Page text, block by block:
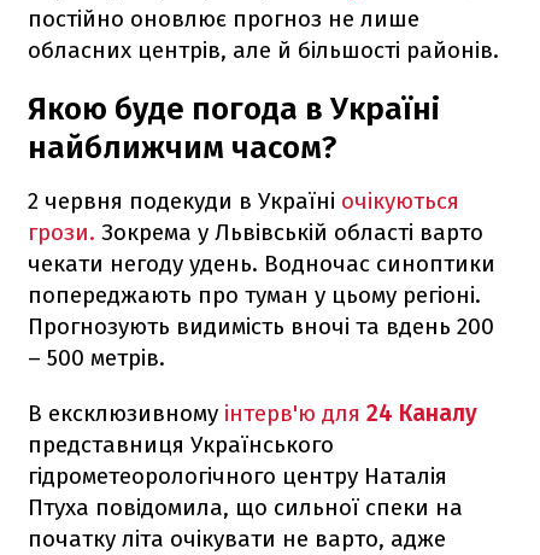
постійно оновлює прогноз не лише
обласних центрів, але й більшості районів.
Якою буде погода в Україні
найближчим часом?
2 червня подекуди в Україні очікуються
грози. Зокрема у Львівській області варто
чекати негоду удень. Водночас синоптики
попереджають про туман у цьому регіоні.
Прогнозують видимість вночі та вдень 200
– 500 метрів.
В ексклюзивному інтерв'ю для 24 Каналу
представниця Українського
гідрометеорологічного центру Наталія
Птуха повідомила, що сильної спеки на
початку літа очікувати не варто, адже